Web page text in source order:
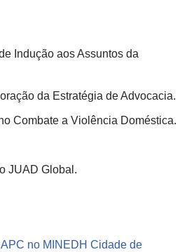
Indução aos Assuntos da
da Estratégia de Advocacia.
Combate a Violência Doméstica.
JUAD Global.
APC no MINEDH Cidade de